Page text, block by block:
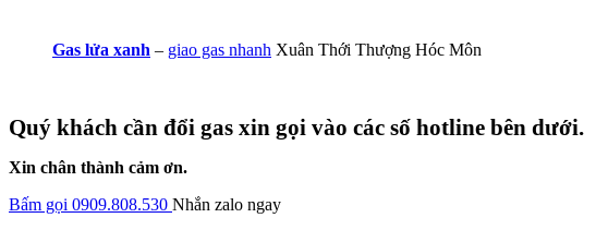
Gas lửa xanh – giao gas nhanh Xuân Thới Thượng Hóc Môn
Quý khách cần đổi gas xin gọi vào các số hotline bên dưới.
Xin chân thành cảm ơn.
Bấm gọi 0909.808.530 Nhắn zalo ngay